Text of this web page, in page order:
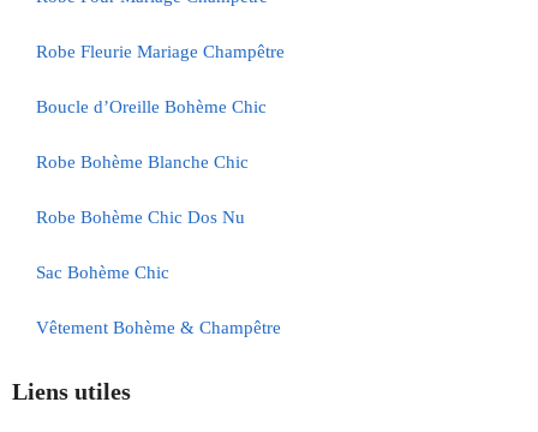
Robe Fleurie Mariage Champêtre
Boucle d’Oreille Bohème Chic
Robe Bohème Blanche Chic
Robe Bohème Chic Dos Nu
Sac Bohème Chic
Vêtement Bohème & Champêtre
Liens utiles